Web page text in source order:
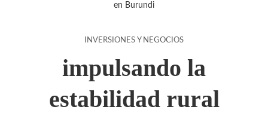
en Burundi
INVERSIONES Y NEGOCIOS
impulsando la
estabilidad rural